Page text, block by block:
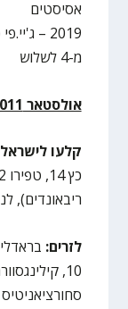
אסיסטים
מ-4 לשלוש
אולסטאר 2011 בגן נר: 117-122 לישראלים
קלעו
ריבאונדים), לנדסברג 8, מקל 7,
לזרים:
סחורציאניטיס 2, טרנר 2.